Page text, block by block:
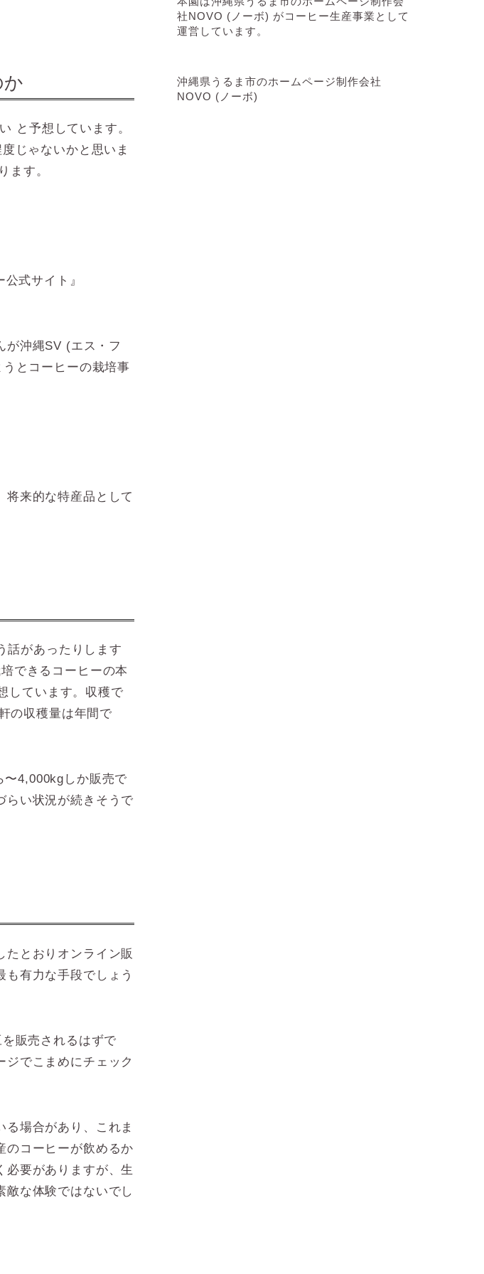
と予想しています。
じゃないかと思いま
ます。
式サイト』
が沖縄SV (エス・フ
とコーヒーの栽培事
将来的な特産品として
話があったりします
できるコーヒーの本
しています。収穫で
の収穫量は年間で
〜4,000kgしか販売で
らい状況が続きそうで
たとおりオンライン販
有力な手段でしょう
販売されるはずで
でこまめにチェック
場合があり、これま
のコーヒーが飲めるか
必要がありますが、生
敵な体験ではないでし
社NOVO (ノーボ) がコーヒー生産事業として
運営しています。
沖縄県うるま市のホームページ制作会社
NOVO (ノーボ)